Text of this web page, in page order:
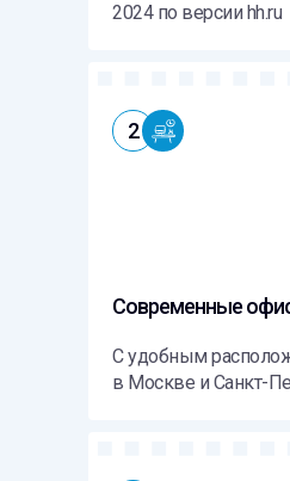
2024 по версии hh.ru
2 1
Современные
С удобным
в Москве и Санкт-
Я согласен на обработку персональных